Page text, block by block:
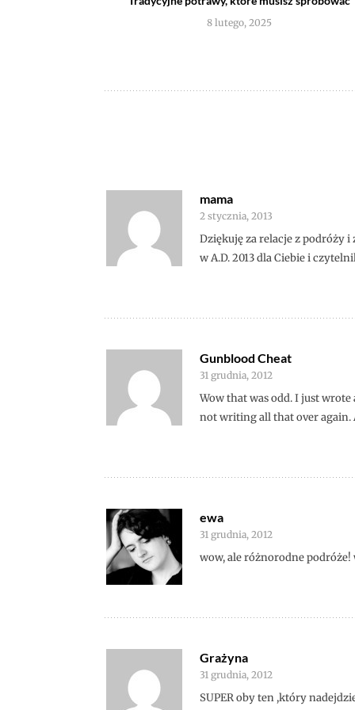
8 lutego, 2025
mama
2 stycznia, 2013
Dziękuję za relacje z podróży i
w A.D. 2013 dla Ciebie i
Gunblood Cheat
31 grudnia, 2012
Wow that was odd. I just
not writing all that over again.
ewa
31 grudnia, 2012
wow, ale różnorodne podróże!
Grażyna
31 grudnia, 2012
SUPER oby ten ,który